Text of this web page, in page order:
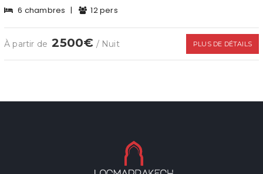
6 chambres | 12 pers
À partir de 2500€ / Nuit PLUS DE DÉTAILS